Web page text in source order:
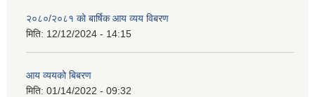
२०८०/२०८१ को बार्षिक आय व्यय विबरण
मिति: 12/12/2024 - 14:15
आय व्ययको बिबरण
मिति: 01/14/2022 - 09:32